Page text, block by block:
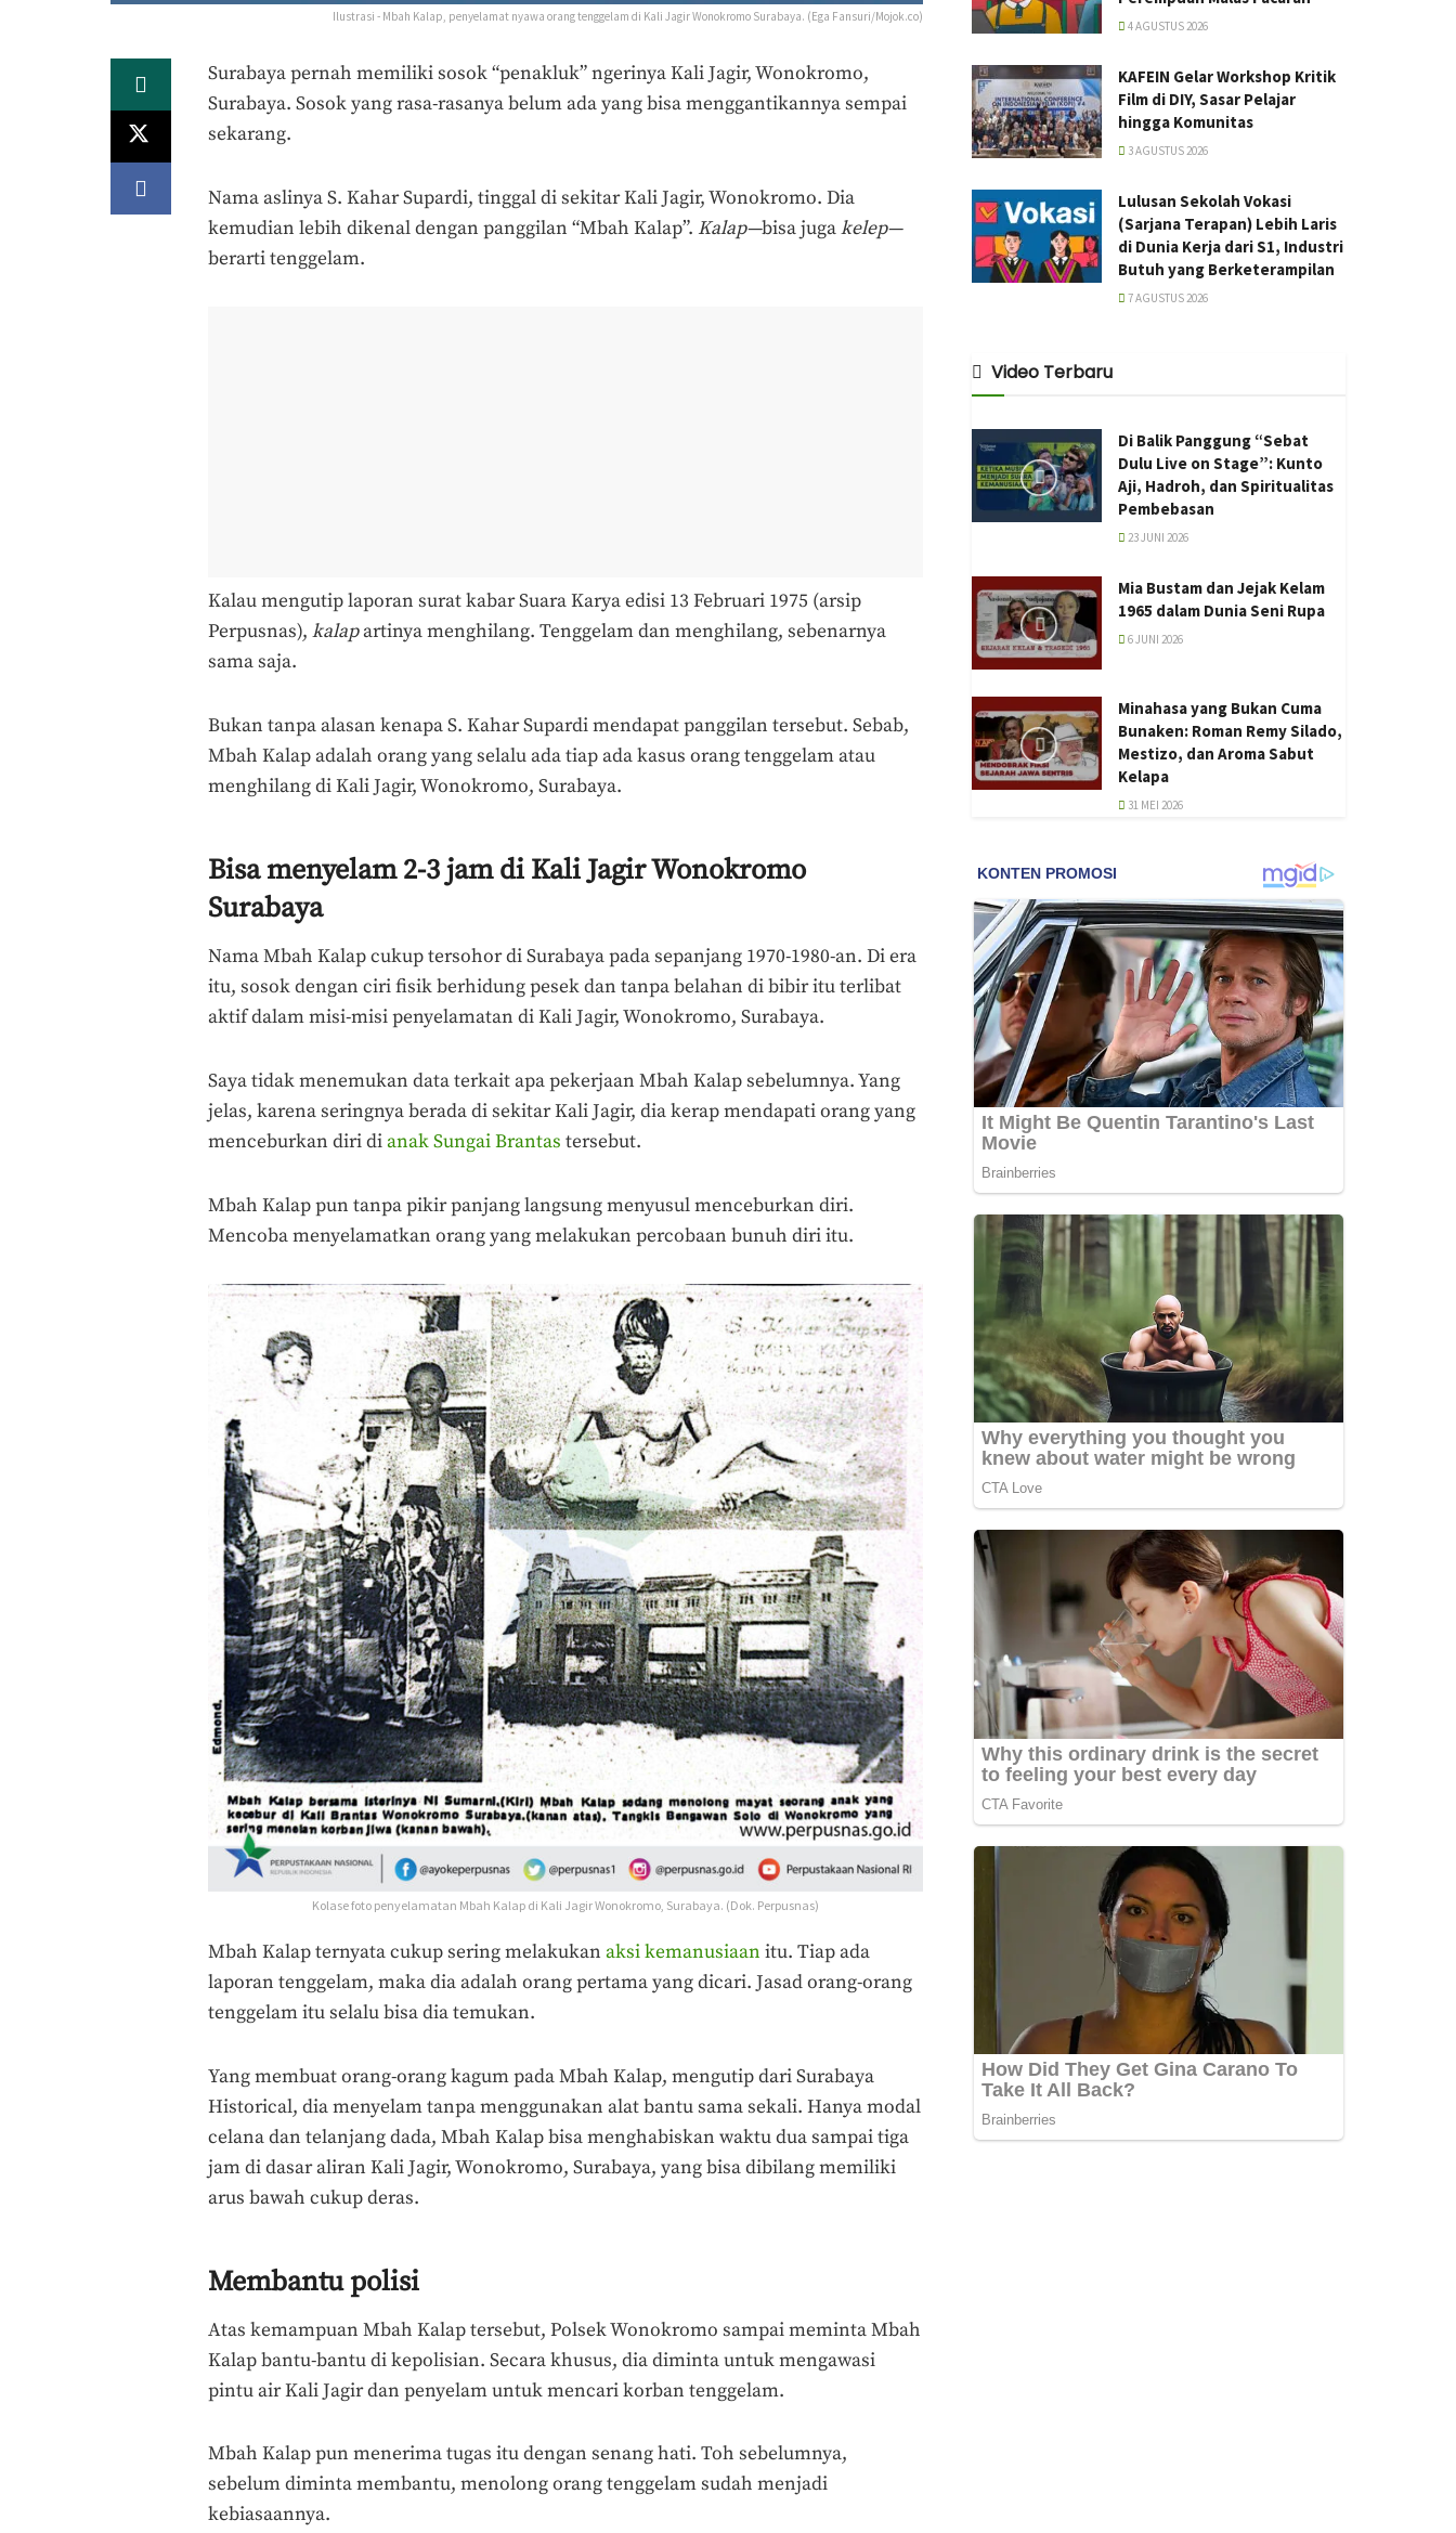
Ilustrasi - Mbah Kalap, penyelamat nyawa orang tenggelam di Kali Jagir Wonokromo Surabaya. (Ega Fansuri/Mojok.co)
Surabaya pernah memiliki sosok “penakluk” ngerinya Kali Jagir, Wonokromo,
Surabaya. Sosok yang rasa-rasanya belum ada yang bisa menggantikannya sempai
sekarang.
Nama aslinya S. Kahar Supardi, tinggal di sekitar Kali Jagir, Wonokromo. Dia
kemudian lebih dikenal dengan panggilan “Mbah Kalap”. Kalap—bisa jugakelep—
berarti tenggelam.
Kalau mengutip laporan surat kabar Suara Karya edisi 13 Februari 1975 (arsip
Perpusnas), kalapartinya menghilang. Tenggelam dan menghilang, sebenarnya
sama saja.
Bukan tanpa alasan kenapa S. Kahar Supardi mendapat panggilan tersebut. Sebab,
Mbah Kalap adalah orang yang selalu ada tiap ada kasus orang tenggelam atau
menghilang di Kali Jagir, Wonokromo, Surabaya.
Bisa menyelam 2-3 jam di Kali Jagir Wonokromo
Surabaya
Nama Mbah Kalap cukup tersohor di Surabaya pada sepanjang 1970-1980-an. Di era
itu, sosok dengan ciri fisik berhidung pesek dan tanpa belahan di bibir itu terlibat
aktif dalam misi-misi penyelamatan di Kali Jagir, Wonokromo, Surabaya.
Saya tidak menemukan data terkait apa pekerjaan Mbah Kalap sebelumnya. Yang
jelas, karena seringnya berada di sekitar Kali Jagir, dia kerap mendapati orang yang
menceburkan diri dianak Sungai Brantas tersebut.
Mbah Kalap pun tanpa pikir panjang langsung menyusul menceburkan diri.
Mencoba menyelamatkan orang yang melakukan percobaan bunuh diri itu.
Kolase foto penyelamatan Mbah Kalap di Kali Jagir Wonokromo, Surabaya. (Dok. Perpusnas)
Mbah Kalap ternyata cukup sering melakukan aksi kemanusiaan itu. Tiap ada
laporan tenggelam, maka dia adalah orang pertama yang dicari. Jasad orang-orang
tenggelam itu selalu bisa dia temukan.
Yang membuat orang-orang kagum pada Mbah Kalap, mengutip dari Surabaya
Historical, dia menyelam tanpa menggunakan alat bantu sama sekali. Hanya modal
celana dan telanjang dada, Mbah Kalap bisa menghabiskan waktu dua sampai tiga
jam di dasar aliran Kali Jagir, Wonokromo, Surabaya, yang bisa dibilang memiliki
arus bawah cukup deras.
Membantu polisi
Atas kemampuan Mbah Kalap tersebut, Polsek Wonokromo sampai meminta Mbah
Kalap bantu-bantu di kepolisian. Secara khusus, dia diminta untuk mengawasi
pintu air Kali Jagir dan penyelam untuk mencari korban tenggelam.
Mbah Kalap pun menerima tugas itu dengan senang hati. Toh sebelumnya,
sebelum diminta membantu, menolong orang tenggelam sudah menjadi
kebiasaannya.
4 AGUSTUS 2026
KAFEIN Gelar Workshop Kritik
Film di DIY, Sasar Pelajar
hingga Komunitas
3 AGUSTUS 2026
Lulusan Sekolah Vokasi
(Sarjana Terapan) Lebih Laris
di Dunia Kerja dari S1, Industri
Butuh yang Berketerampilan
7 AGUSTUS 2026
Video Terbaru
Di Balik Panggung “Sebat
Dulu Live on Stage”: Kunto
Aji, Hadroh, dan Spiritualitas
Pembebasan
23 JUNI 2026
Mia Bustam dan Jejak Kelam
1965 dalam Dunia Seni Rupa
6 JUNI 2026
Minahasa yang Bukan Cuma
Bunaken: Roman Remy Silado,
Mestizo, dan Aroma Sabut
Kelapa
31 MEI 2026